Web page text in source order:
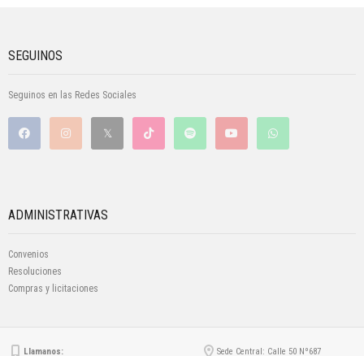
SEGUINOS
Seguinos en las Redes Sociales
ADMINISTRATIVAS
Convenios
Resoluciones
Compras y licitaciones
Llamanos: Sede Central: Calle 50 Nº687